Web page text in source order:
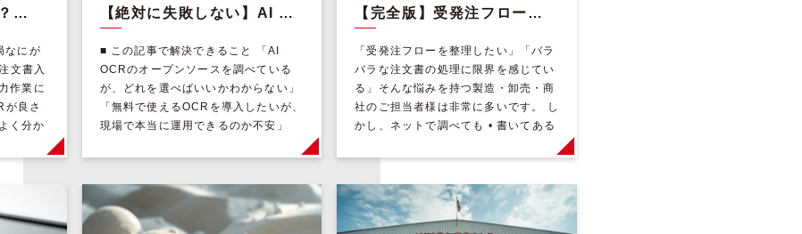
おまかせAI OCRとは？仕組み・料金・できることを現場目線で徹底解説
なにが
文書入
作業に
が良さ
く分か
【絶対に失敗しない】AI OCRオープンソース完全ガイド｜無料で始めたい製造・卸・商社がまず読むべき全知識
■ この記事で解決できること 「AI
OCRのオープンソースを調べている
が、どれを選べばいいかわからない」
「無料で使えるOCRを導入したいが、
現場で本当に運用できるのか不安」
回らない…ど […]
【完全版】受発注フローとは？製造・卸売・商社が“今すぐ見直すべき理由”と業務改善の具体策
「受発注フローを整理したい」「バラ
バラな注文書の処理に限界を感じてい
る」そんな悩みを持つ製造・卸売・商
社のご担当者様は非常に多いです。 し
かし、ネットで調べても • 書いてある
• […]